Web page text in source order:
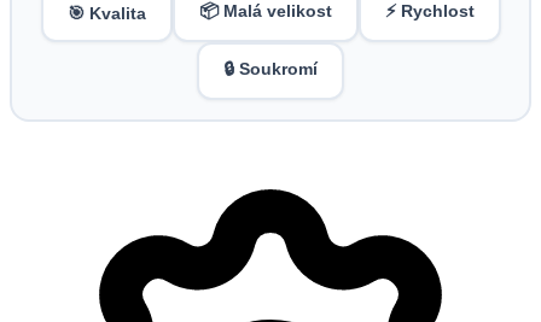
🎯 Kvalita 📦 Malá velikost ⚡ Rychlost
🔒 Soukromí